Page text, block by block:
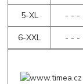
5-XL
- - -
6-XXL
- - -